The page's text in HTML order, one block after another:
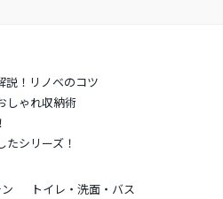
説！リノベのコツ
しゃれ収納術
シリーズ！
トイレ・洗面・バス